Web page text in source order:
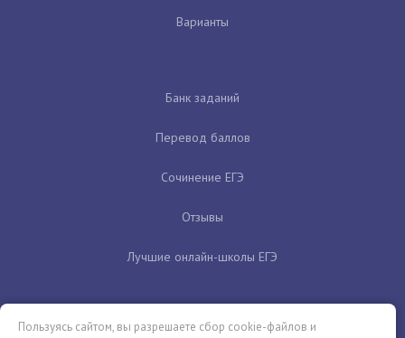
Варианты
Банк заданий
Перевод баллов
Сочинение ЕГЭ
Отзывы
Лучшие онлайн-школы ЕГЭ
Пользуясь сайтом, вы разрешаете сбор cookie-файлов и